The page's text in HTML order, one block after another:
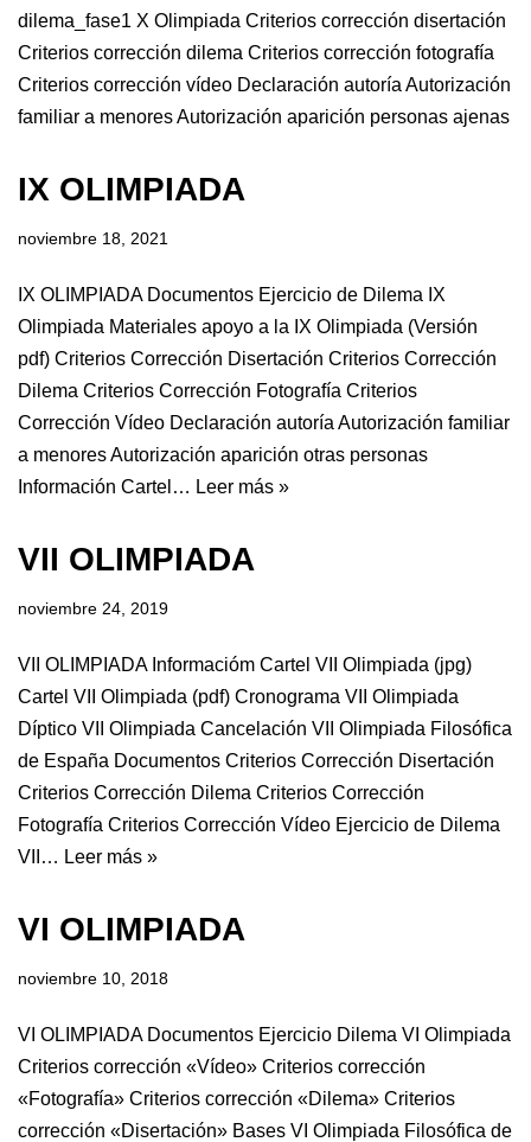
dilema_fase1 X Olimpiada Criterios corrección disertación
Criterios corrección dilema Criterios corrección fotografía
Criterios corrección vídeo Declaración autoría Autorización
familiar a menores Autorización aparición personas ajenas
IX OLIMPIADA
noviembre 18, 2021
IX OLIMPIADA Documentos Ejercicio de Dilema IX
Olimpiada Materiales apoyo a la IX Olimpiada (Versión
pdf) Criterios Corrección Disertación Criterios Corrección
Dilema Criterios Corrección Fotografía Criterios
Corrección Vídeo Declaración autoría Autorización familiar
a menores Autorización aparición otras personas
Información Cartel… Leer más »
VII OLIMPIADA
noviembre 24, 2019
VII OLIMPIADA Informacióm Cartel VII Olimpiada (jpg)
Cartel VII Olimpiada (pdf) Cronograma VII Olimpiada
Díptico VII Olimpiada Cancelación VII Olimpiada Filosófica
de España Documentos Criterios Corrección Disertación
Criterios Corrección Dilema Criterios Corrección
Fotografía Criterios Corrección Vídeo Ejercicio de Dilema
VII… Leer más »
VI OLIMPIADA
noviembre 10, 2018
VI OLIMPIADA Documentos Ejercicio Dilema VI Olimpiada
Criterios corrección «Vídeo» Criterios corrección
«Fotografía» Criterios corrección «Dilema» Criterios
corrección «Disertación» Bases VI Olimpiada Filosófica de